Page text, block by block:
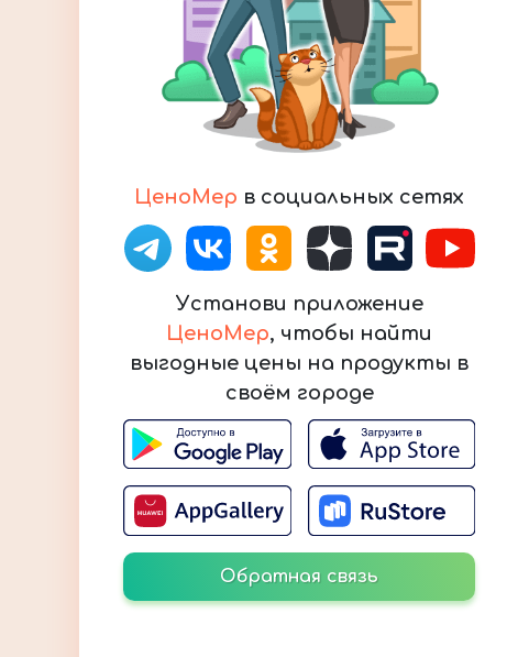
ЦеноМер в социальных сетях
Установи приложение
ЦеноМер, чтобы найти
выгодные цены на продукты в
своём городе
Обратная связь